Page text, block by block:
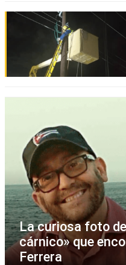
La curiosa foto
cárnico» que
Ferrera